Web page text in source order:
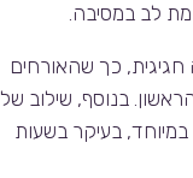
לב במסיבה.
כך שהאורחים
בנוסף, שילוב של
בעיקר בשעות